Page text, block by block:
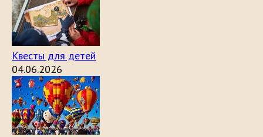
Квесты для детей
04.06.2026